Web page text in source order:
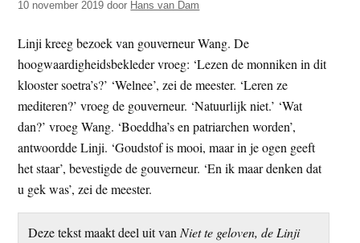
t
e
10 november 2019 door Hans van Dam
Linji kreeg bezoek van gouverneur Wang. De
hoogwaardigheidsbekleder vroeg: ‘Lezen de monniken in dit
klooster soetra’s?’ ‘Welnee’, zei de meester. ‘Leren ze
mediteren?’ vroeg de gouverneur. ‘Natuurlijk niet.’ ‘Wat
dan?’ vroeg Wang. ‘Boeddha’s en patriarchen worden’,
antwoordde Linji. ‘Goudstof is mooi, maar in je ogen geeft
het staar’, bevestigde de gouverneur. ‘En ik maar denken dat
u gek was’, zei de meester.
Deze tekst maakt deel uit van Niet te geloven, de Linji